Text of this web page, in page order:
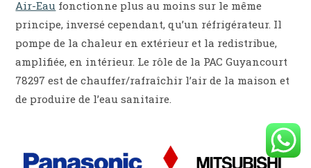
Air-Eau fonctionne plus au moins sur le même
principe, inversé cependant, qu’un réfrigérateur. Il
pompe de la chaleur en extérieur et la redistribue,
amplifiée, en intérieur. Le rôle de la PAC Guyancourt
78297 est de chauffer/rafraîchir l’air de la maison et
de produire de l’eau sanitaire.